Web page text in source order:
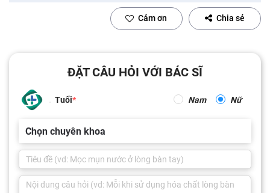
Cảm ơn Chia sẻ
ĐẶT CÂU HỎI VỚI BÁC SĨ
Tuổi Nam Nữ
Chọn chuyên khoa